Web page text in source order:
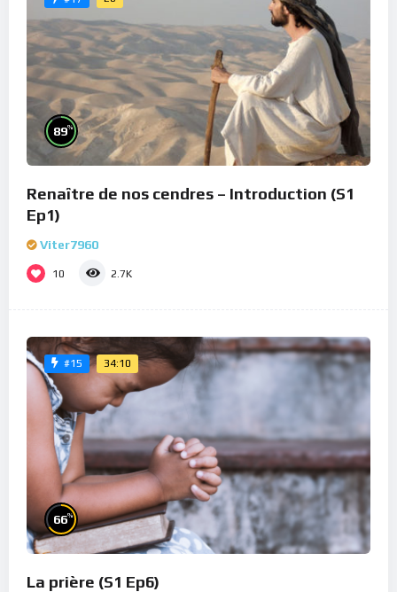
89%
Renaître de nos cendres – Introduction (S1
Ep1)
Viter7960
10 2.7K
#15 34:10
66%
La prière (S1 Ep6)